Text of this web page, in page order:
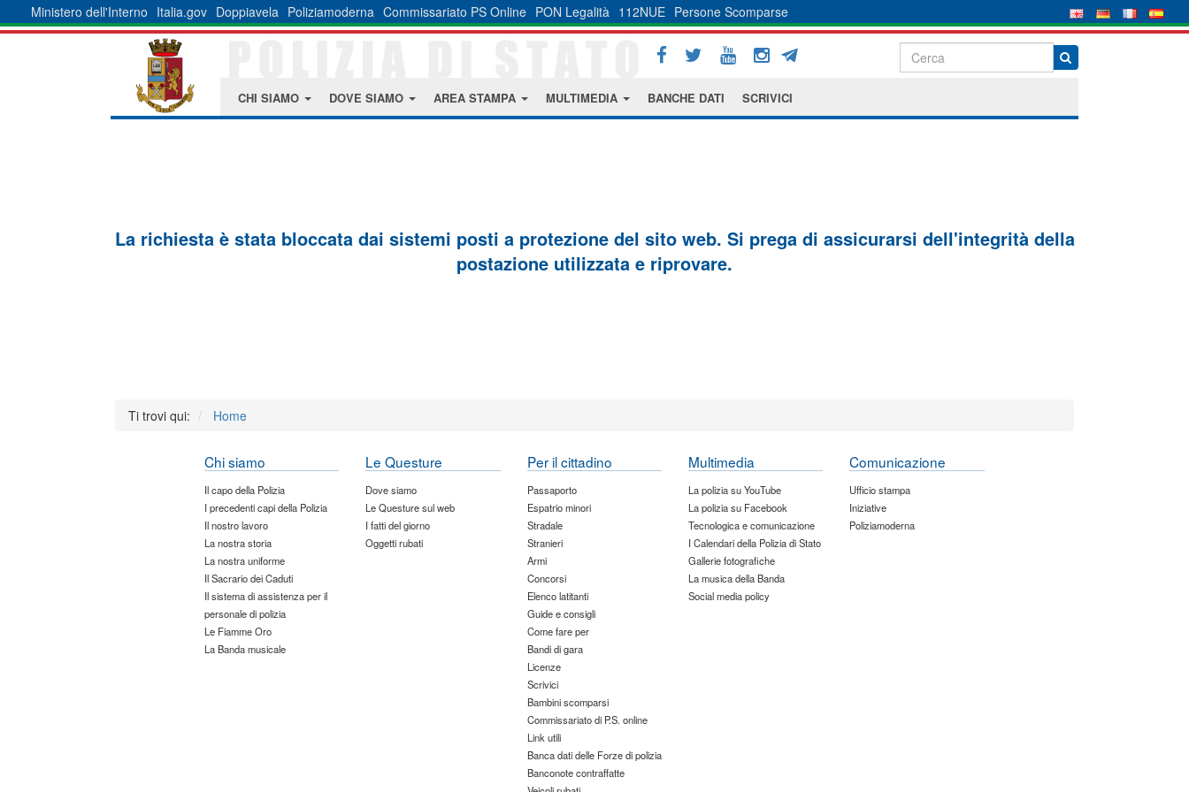
Ministero dell'Interno Italia.gov Doppiavela Poliziamoderna Commissariato PS Online PON Legalità 112NUE Persone Scomparse
CHI SIAMO DOVE SIAMO AREA STAMPA MULTIMEDIA BANCHE DATI SCRIVICI
La richiesta è stata bloccata dai sistemi posti a protezione del sito web. Si prega di assicurarsi dell'integrità della
postazione utilizzata e riprovare.
Ti trovi qui: Home
Chi siamo
Il capo della Polizia
I precedenti capi della Polizia
Il nostro lavoro
La nostra storia
La nostra uniforme
Il Sacrario dei Caduti
Il sistema di assistenza per il
personale di polizia
Le Fiamme Oro
La Banda musicale
Le Questure
Dove siamo
Le Questure sul web
I fatti del giorno
Oggetti rubati
Per il cittadino
Passaporto
Espatrio minori
Stradale
Stranieri
Armi
Concorsi
Elenco latitanti
Guide e consigli
Come fare per
Bandi di gara
Licenze
Scrivici
Bambini scomparsi
Commissariato di P.S. online
Link utili
Banca dati delle Forze di polizia
Banconote contraffatte
Multimedia
La polizia su YouTube
La polizia su Facebook
Tecnologica e comunicazione
I Calendari della Polizia di Stato
Gallerie fotografiche
La musica della Banda
Social media policy
Comunicazione
Ufficio stampa
Iniziative
Poliziamoderna